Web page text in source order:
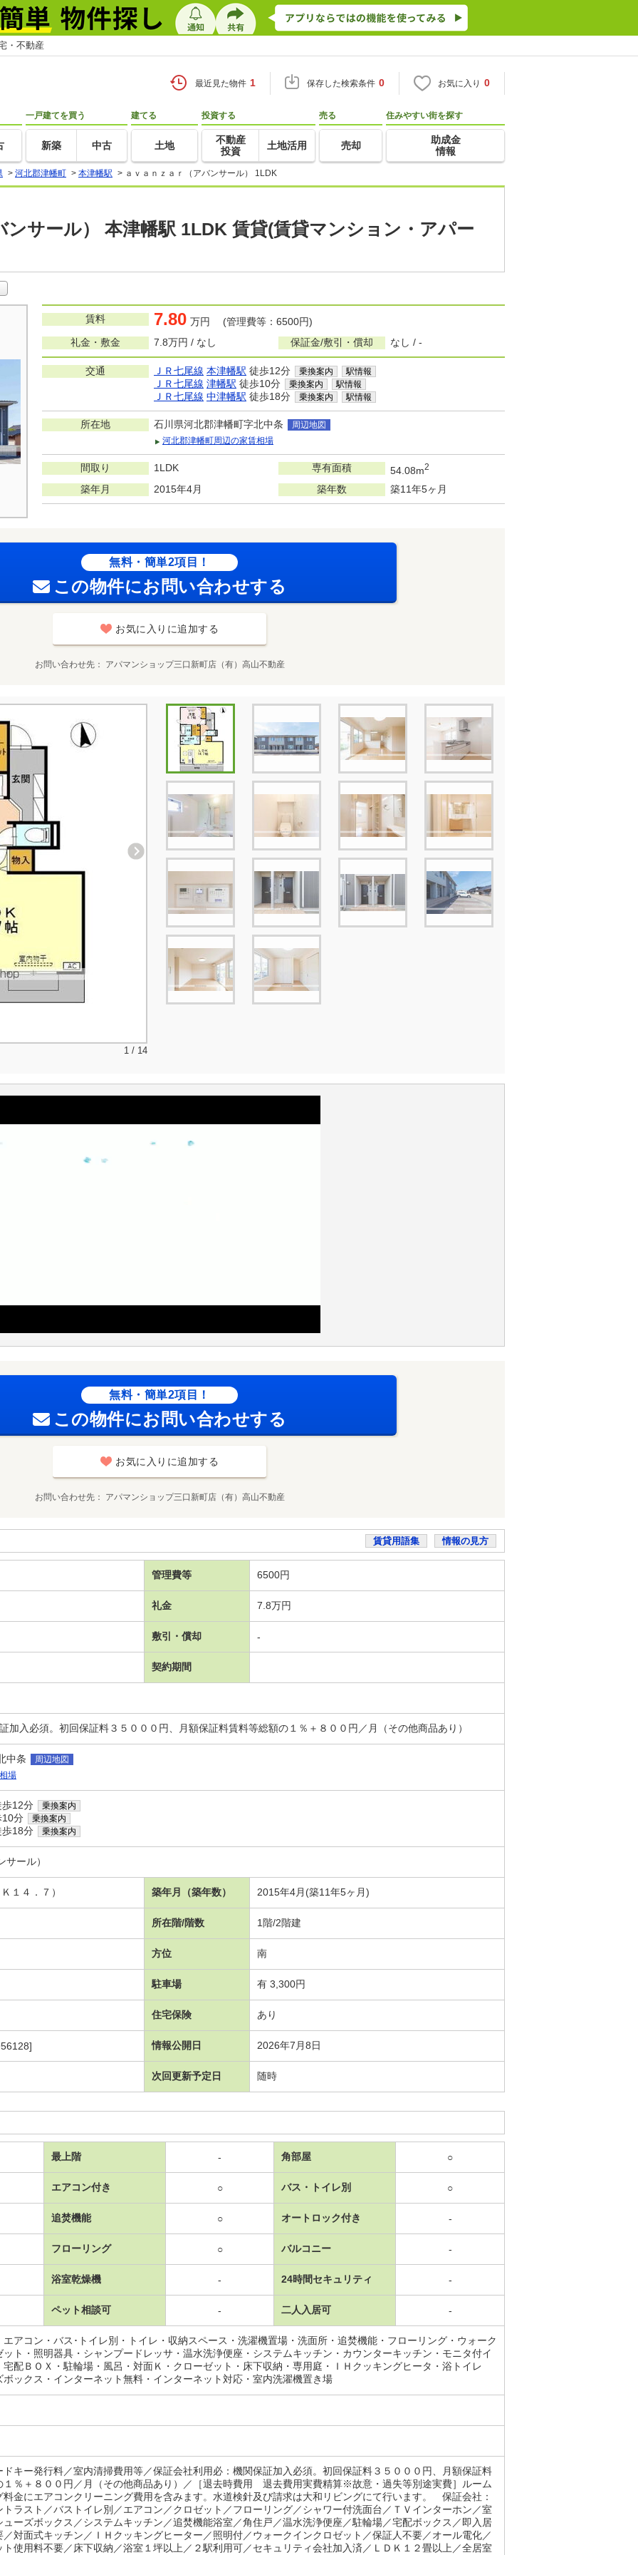
・不動産
最近見た物件 1 保存した検索条件 0 お気に入り 0
一戸建てを買う
新築 中古
建てる
土地
投資する
不動産
投資
土地活用
売る
売却
住みやすい街を探す
助成金
情報
> 河北郡津幡町 > 本津幡駅 > ａｖａｎｚａｒ（アバンサール） 1LDK
ンサール） 本津幡駅 1LDK 賃貸(賃貸マンション・アパー
賃料 7.80 万円 (管理費等：6500円)
礼金・敷金
7.8万円 / なし 保証金/敷引・償却 なし / -
交通 ＪＲ七尾線 本津幡駅 徒歩12分 乗換案内 駅情報
ＪＲ七尾線 津幡駅 徒歩10分 乗換案内 駅情報
ＪＲ七尾線 中津幡駅 徒歩18分 乗換案内 駅情報
所在地 石川県河北郡津幡町字北中条
周辺地図
河北郡津幡町周辺の家賃相場
間取り 1LDK 専有面積 54.08m2
築年月 2015年4月 築年数 築11年5ヶ月
無料・簡単2項目！
この物件にお問い合わせする
お気に入りに追加する
お問い合わせ先 アパマンショップ三口新町店（有）高山不動産
1 / 14
無料・簡単2項目！
この物件にお問い合わせする
お気に入りに追加する
お問い合わせ先 アパマンショップ三口新町店（有）高山不動産
賃貸用語集 情報の見方
管理費等 6500円
礼金 7.8万円
敷引・償却 -
契約期間
加入必須。初回保証料３５０００円、月額保証料賃料等総額の１％＋８００円／月（その他商品あり）
中条
周辺地図
場
12分 乗換案内
10分 乗換案内
18分 乗換案内
サール）
１４．７） 築年月（築年数） 2015年4月(築11年5ヶ月)
所在階/階数 1階/2階建
方位 南
駐車場 有 3,300円
住宅保険 あり
情報公開日 2026年7月8日
次回更新予定日 随時
最上階 - 角部屋 ○
エアコン付き ○ バス・トイレ別 ○
追焚機能 ○ オートロック付き -
フローリング ○ バルコニー -
浴室乾燥機 - 24時間セキュリティ -
ペット相談可 - 二人入居可 -
エアコン・バス･トイレ別・トイレ・収納スペース・洗濯機置場・洗面所・追焚機能・フローリング・ウォーク
ット・照明器具・シャンプードレッサ・温水洗浄便座・システムキッチン・カウンターキッチン・モニタ付イ
宅配ＢＯＸ・駐輪場・風呂・対面Ｋ・クローゼット・床下収納・専用庭・ＩＨクッキングヒータ・浴トイレ
ボックス・インターネット無料・インターネット対応・室内洗濯機置き場
ドキー発行料／室内清掃費用等／保証会社利用必：機関保証加入必須。初回保証料３５０００円、月額保証料
１％＋８００円／月（その他商品あり）／［退去時費用 退去費用実費精算※故意・過失等別途実費］ルーム
料金にエアコンクリーニング費用を含みます。水道検針及び請求は大和リビングにて行います。 保証会社：
トラスト／バストイレ別／エアコン／クロゼット／フローリング／シャワー付洗面台／ＴＶインターホン／室
ューズボックス／システムキッチン／追焚機能浴室／角住戸／温水洗浄便座／駐輪場／宅配ボックス／即入居
／対面式キッチン／ＩＨクッキングヒーター／照明付／ウォークインクロゼット／保証人不要／オール電化／
ト使用料不要／床下収納／浴室１坪以上／２駅利用可／セキュリティ会社加入済／ＬＤＫ１２畳以上／全居室